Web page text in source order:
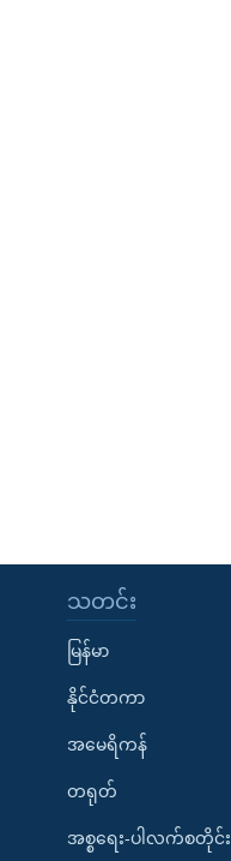
သတင်း
မြန်မာ
နိုင်ငံတကာ
အမေရိကန်
တရုတ်
အစ္စရေး-ပါလက်စတိုင်း